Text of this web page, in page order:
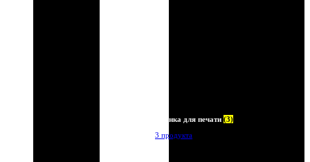
Пленка для печати (3)
3 продукта